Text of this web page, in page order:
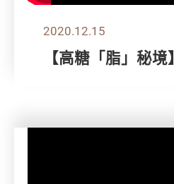
2020.12.15
【高糖「脂」秘境】